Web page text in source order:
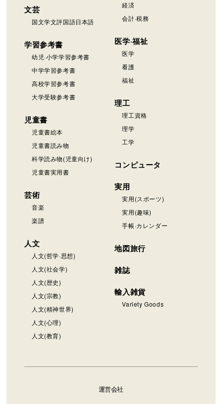
文芸
国文学文評国語日本語
学習参考書
幼児·小学学習参考書
中学学習参考書
高校学習参考書
大学受験参考書
児童書
児童書絵本
児童書読み物
科学読み物(児童向け)
児童書実用書
芸術
音楽
楽譜
人文
人文(哲学·思想)
人文(社会学)
人文(歴史)
人文(宗教)
人文(精神世界)
人文(心理)
人文(教育)
経済
会計·税務
医学·福祉
医学
看護
福祉
理工
理工資格
理学
工学
コンピュータ
実用
実用(スポーツ)
実用(趣味)
手帳·カレンダー
地図旅行
雑誌
輸入雑貨
Variety Goods
運営会社